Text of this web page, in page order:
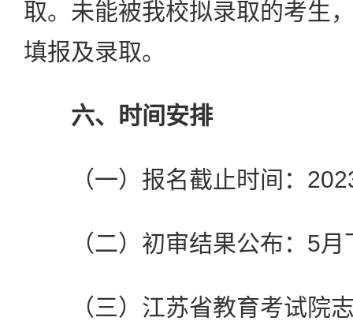
取。未能被我校拟录取的考生
填报及录取。
六、时间安排
（一）报名截止时间：
（二）初审结果公布：5月
（三）江苏省教育考试院志